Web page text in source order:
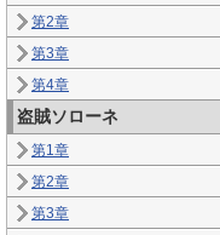
第2章
第3章
第4章
盗賊ソローネ
第1章
第2章
第3章